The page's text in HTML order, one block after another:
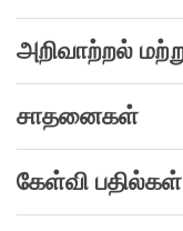
அறிவாற்றல்
சாதனைகள்
கேள்வி பதில்கள்